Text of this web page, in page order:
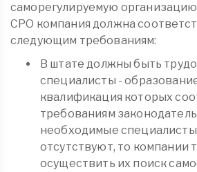
саморегулируемую
СРО компания должна
следующим требованиям:
В штате должны быть
специалисты -
квалификация которых
требованиям
необходимые
отсутствуют, то компании
осуществить их поиск